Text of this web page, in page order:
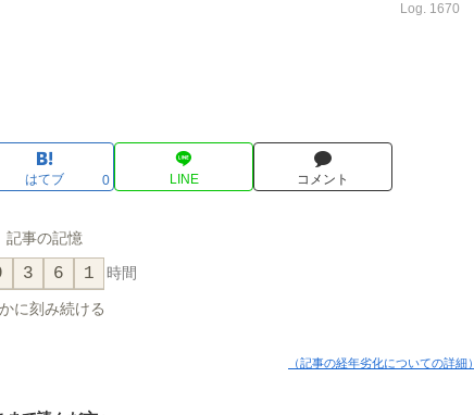
Log. 1670
はてブ 0 LINE コメント
記事の記憶
3 6 1 時間
に刻み続ける
（記事の経年劣化についての詳細）